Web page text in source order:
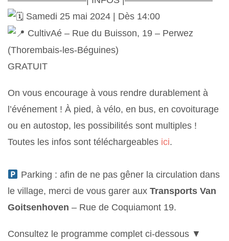
Samedi 25 mai 2024 | Dès 14:00
CultivAé – Rue du Buisson, 19 – Perwez
(Thorembais-les-Béguines)
GRATUIT
On vous encourage à vous rendre durablement à
l’événement ! À pied, à vélo, en bus, en covoiturage
ou en autostop, les possibilités sont multiples !
Toutes les infos sont téléchargeables ici.
Parking : afin de ne pas gêner la circulation dans
le village, merci de vous garer aux Transports Van
Goitsenhoven – Rue de Coquiamont 19.
Consultez le programme complet ci-dessous ▼